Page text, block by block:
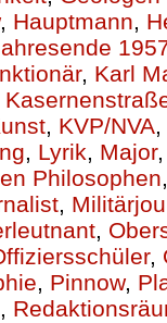
, Hauptmann,
, Karl
, KVP/NVA,
, Lyrik, Major
Philosophen
,
,
,
, Pinnow,
,